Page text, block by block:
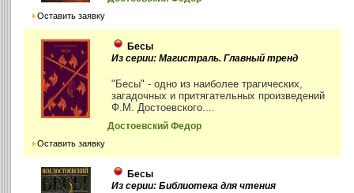
Оставить заявку
Бесы
Из серии: Магистраль. Главный тренд
"Бесы" - одно из наиболее трагических,
загадочных и притягательных произведений
Ф.М. Достоевского....
Достоевский Федор
Оставить заявку
Бесы
Из серии: Библиотека для чтения